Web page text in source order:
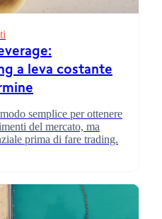
a leva costante
semplice per ottenere
del mercato, ma
prima di fare trading.